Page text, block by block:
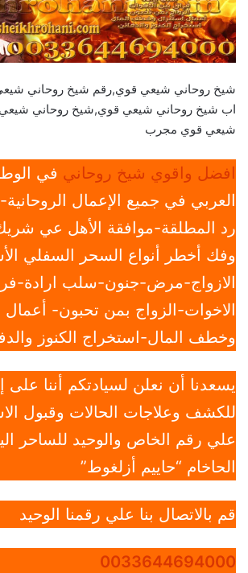
شيخ روحاني شيعي قوي,رقم شيخ روحاني
اب شيخ روحاني شيعي قوي,شيخ روحاني
شيعي قوي مجرب
افضل واقوي شيخ روحاني في
العربي في جميع الإعمال
رد المطلقة-موافقة الأهل عي
وفك أخطر أنواع السحر السفلي
الازواج-مرض-جنون-سلب ارادة-
الاخوات-الزواج بمن تحبون- أعمال
وخطف المال-استخراج الكنوز
يسعدنا أن نعلن لسيادتكم أننا على
للكشف وعلاجات الحالات وقبول
علي رقم الخاص والوحيد للساحر
الحاخام “حاييم أزلغوط”
قم بالاتصال بنا علي رقمنا الوحيد
0033644694000